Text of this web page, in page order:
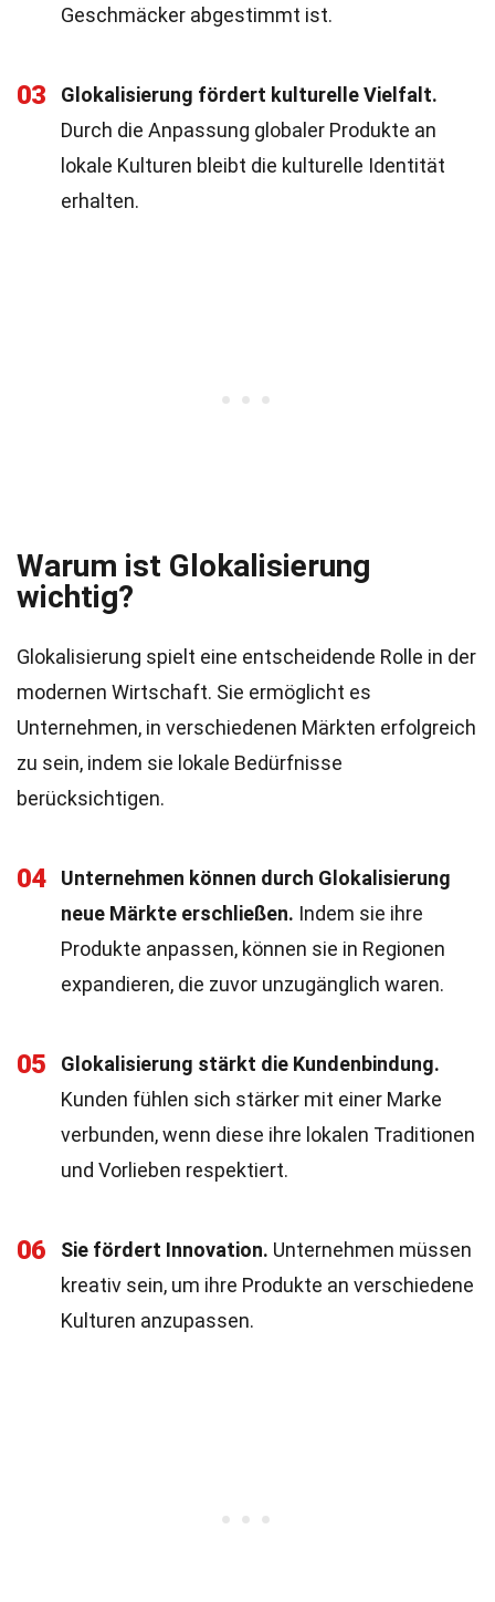
Geschmäcker abgestimmt ist.
03
Glokalisierung fördert kulturelle Vielfalt.
Durch die Anpassung globaler Produkte an
lokale Kulturen bleibt die kulturelle Identität
erhalten.
Warum ist Glokalisierung
wichtig?
Glokalisierung spielt eine entscheidende Rolle in der
modernen Wirtschaft. Sie ermöglicht es
Unternehmen, in verschiedenen Märkten erfolgreich
zu sein, indem sie lokale Bedürfnisse
berücksichtigen.
04
Unternehmen können durch Glokalisierung
neue Märkte erschließen. Indem sie ihre
Produkte anpassen, können sie in Regionen
expandieren, die zuvor unzugänglich waren.
05
Glokalisierung stärkt die Kundenbindung.
Kunden fühlen sich stärker mit einer Marke
verbunden, wenn diese ihre lokalen Traditionen
und Vorlieben respektiert.
06 Sie fördert Innovation. Unternehmen müssen
kreativ sein, um ihre Produkte an verschiedene
Kulturen anzupassen.